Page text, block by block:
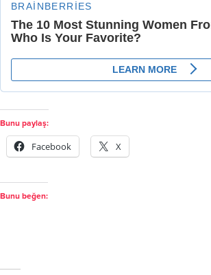
Bunu paylaş:
Facebook X
Bunu beğen: